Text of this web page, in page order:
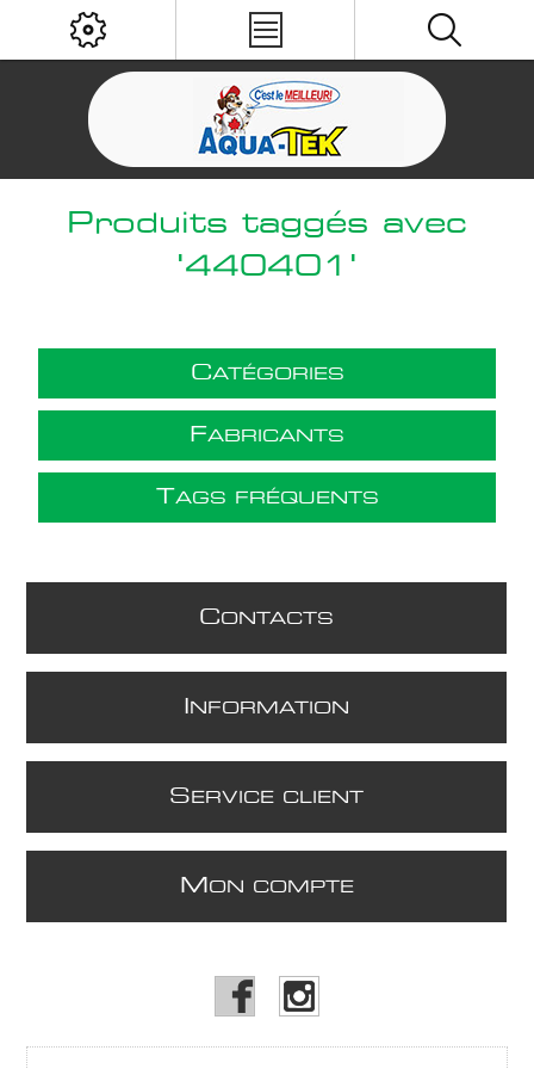
Produits taggés avec
'440401'
CATÉGORIES
FABRICANTS
TAGS FRÉQUENTS
CONTACTS
NFORMATION
S ERVICE CLIENT
M ON COMPTE